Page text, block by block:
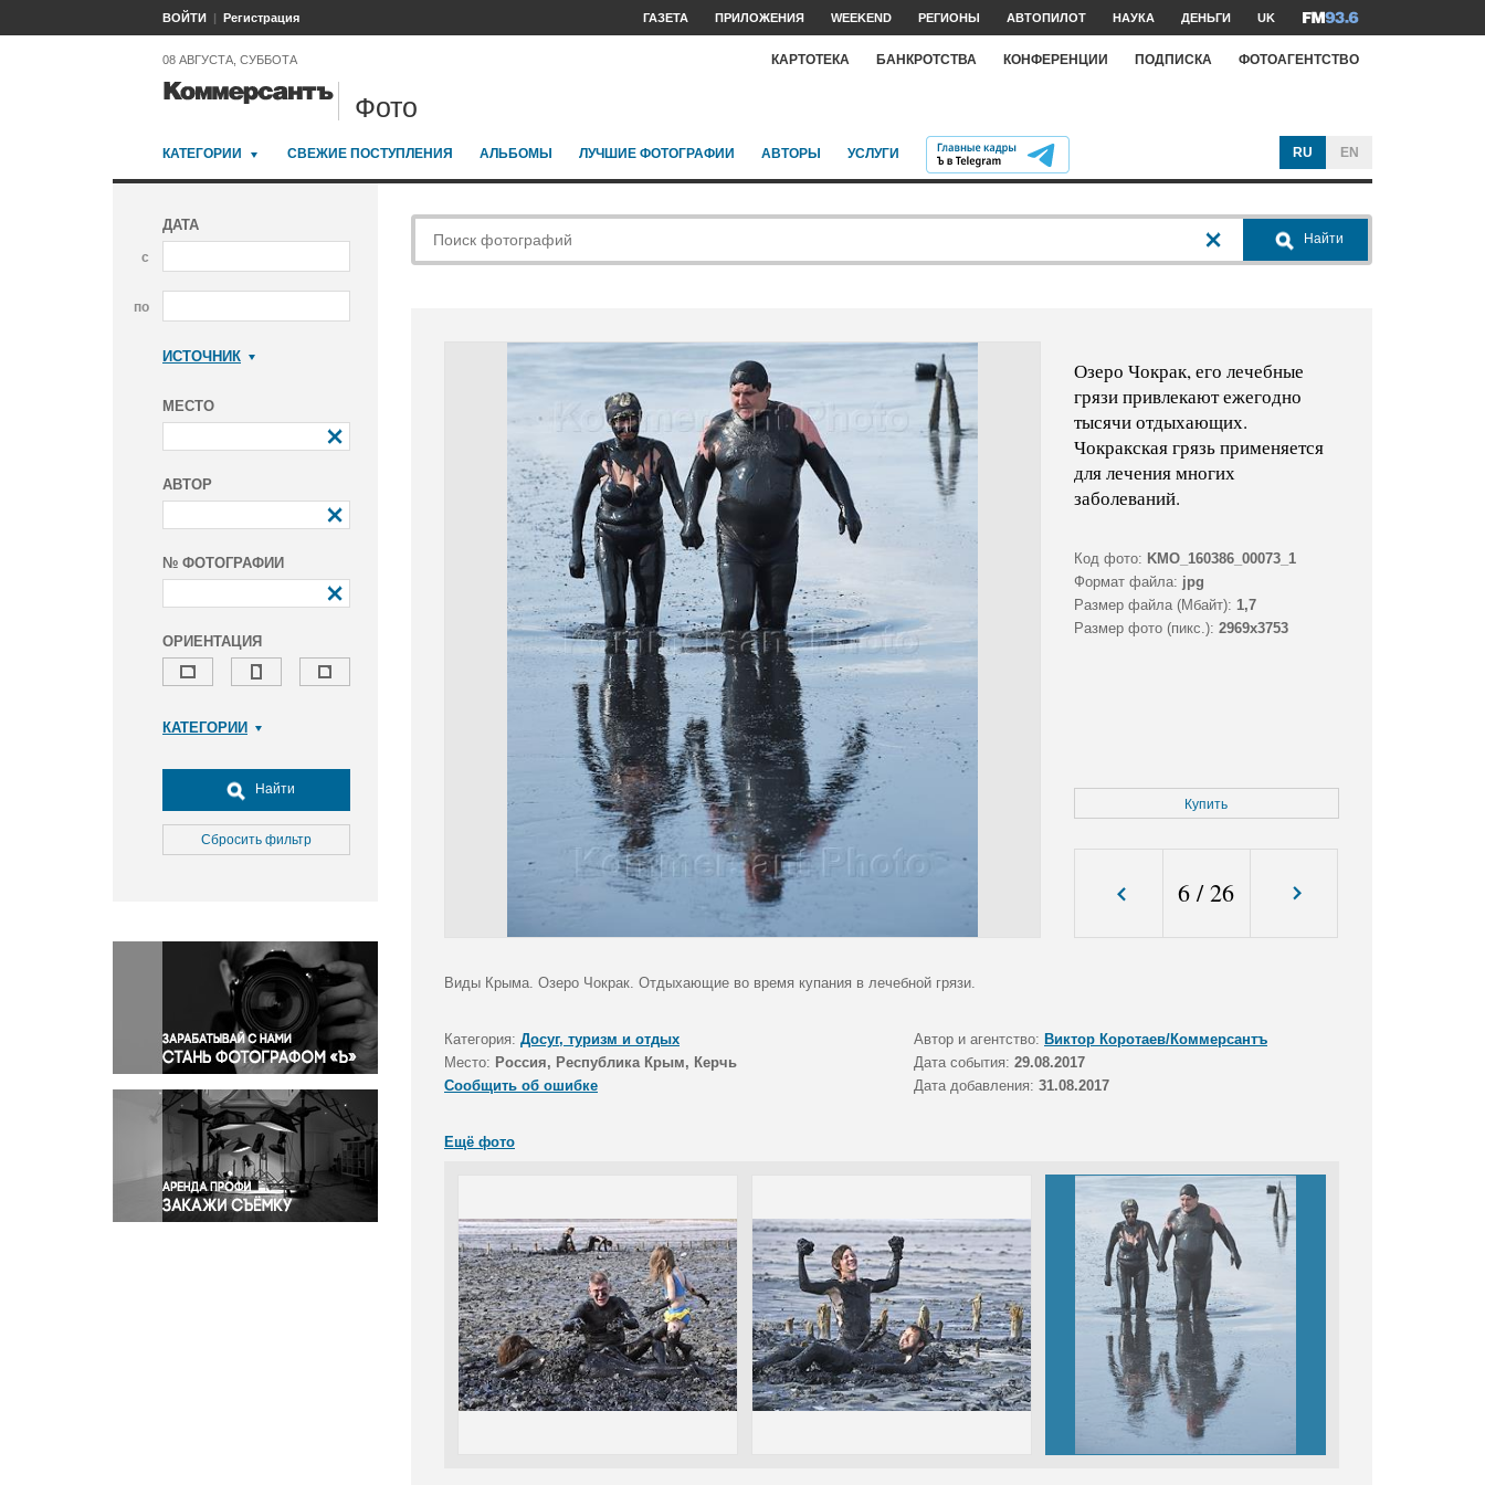
ВОЙТИ Регистрация ГАЗЕТА ПРИЛОЖЕНИЯ WEEKEND РЕГИОНЫ АВТОПИЛОТ НАУКА ДЕНЬГИ UK
08 АВГУСТА, СУББОТА КАРТОТЕКА БАНКРОТСТВА КОНФЕРЕНЦИИ ПОДПИСКА ФОТОАГЕНТСТВО
Фото
КАТЕГОРИИ СВЕЖИЕ ПОСТУПЛЕНИЯ АЛЬБОМЫ ЛУЧШИЕ ФОТОГРАФИИ АВТОРЫ УСЛУГИ RU EN
ДАТА
с
по
ИСТОЧНИК
МЕСТО
АВТОР
№ ФОТОГРАФИИ
ОРИЕНТАЦИЯ
КАТЕГОРИИ
Досуг, туризм и отдых
Культура
Медицина
Окружающая среда
Политика
Правосудие
Происшествия и конфликты
Религия
Светская жизнь
Спорт
Экология
Экономика и бизнес
Найти
Сбросить фильтр
Найти
Озеро Чокрак, его лечебные
грязи привлекают ежегодно
тысячи отдыхающих.
Чокракская грязь применяется
для лечения многих
заболеваний.
Код фото: KMO_160386_00073_1
Формат файла: jpg
Размер файла (Мбайт): 1,7
Размер фото (пикс.): 2969x3753
Купить
6 /26
Виды Крыма. Озеро Чокрак. Отдыхающие во время купания в лечебной грязи.
Категория: Досуг, туризм и отдых Автор и агентство: Виктор Коротаев/Коммерсантъ
Место: Россия, Республика Крым, Керчь Дата события: 29.08.2017
Сообщить об ошибке
Дата добавления: 31.08.2017
Ещё фото